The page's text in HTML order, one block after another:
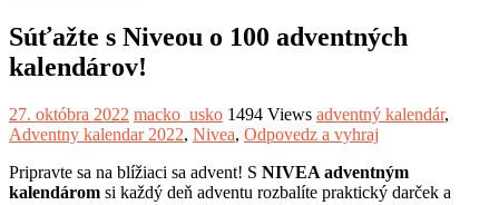
Súťažte s Niveou o 100 adventných
kalendárov!
27. októbra 2022 macko_usko 1494 Views adventný kalendár,
Adventny kalendar 2022, Nivea, Odpovedz a vyhraj
Pripravte sa na blížiaci sa advent! S NIVEA adventným
kalendárom si každý deň adventu rozbalíte praktický darček a